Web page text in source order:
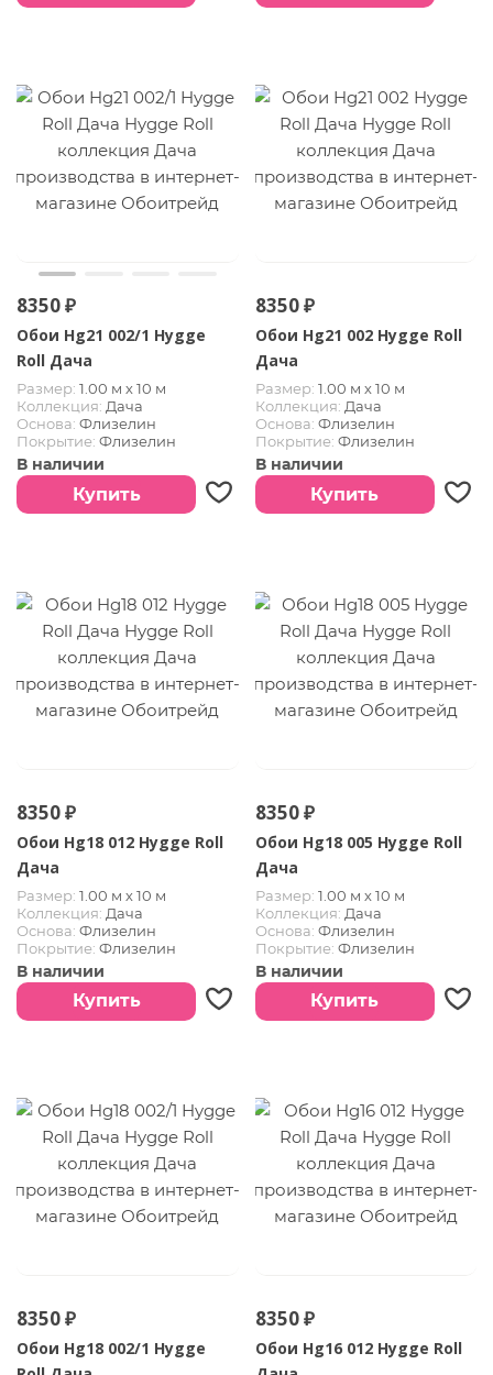
8350 ₽
Обои Hg21 002/1 Hygge
Roll Дача
Размер: 1.00 м х 10 м
Коллекция: Дача
Основа: Флизелин
Покрытие: Флизелин
В наличии
Купить
8350 ₽
Обои Hg21 002 Hygge Roll
Дача
Размер: 1.00 м х 10 м
Коллекция: Дача
Основа: Флизелин
Покрытие: Флизелин
В наличии
Купить
8350 ₽
Обои Hg18 012 Hygge Roll
Дача
Размер: 1.00 м х 10 м
Коллекция: Дача
Основа: Флизелин
Покрытие: Флизелин
В наличии
Купить
8350 ₽
Обои Hg18 005 Hygge Roll
Дача
Размер: 1.00 м х 10 м
Коллекция: Дача
Основа: Флизелин
Покрытие: Флизелин
В наличии
Купить
8350 ₽
Обои Hg18 002/1 Hygge
8350 ₽
Обои Hg16 012 Hygge Roll